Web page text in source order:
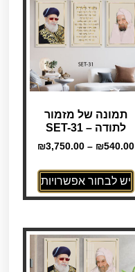
תמונה של מזמור
לתודה – SET-31
₪540.00
–
₪3,750.00
יש לבחור אפשרויות